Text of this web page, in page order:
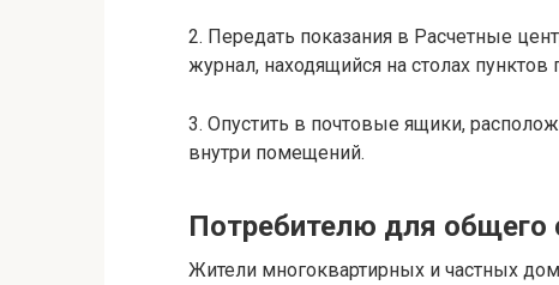
2. Передать показания в Расчетные
журнал, находящийся на столах пунктов
3. Опустить в почтовые ящики,
внутри помещений.
Потребителю для общего
Жители многоквартирных и частных